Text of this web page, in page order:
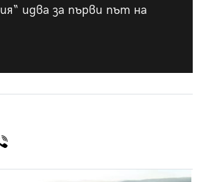
идва за първи път на